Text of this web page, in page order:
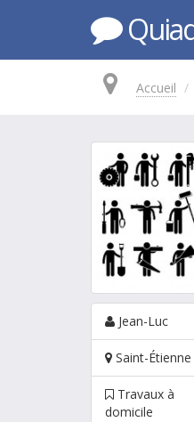
Accueil
Jean-Luc
Saint-Étienne
Travaux à
domicile